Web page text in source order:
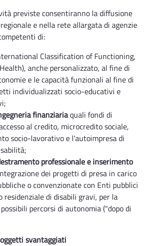
previste consentiranno la diffusione
e nella rete allargata di agenzie
di:
Classification of Functioning,
anche personalizzato, al fine di
e le capacità funzionali al fine di
individualizzati socio-educativi e
finanziariaquali fondi di
al credito, microcredito sociale,
socio-lavorativo e l'autoimpresa di
professionale e inserimento
dei progetti di presa in carico
o convenzionate con Enti pubblici
residenziale di disabili gravi, per la
percorsi di autonomia ("dopo di
svantaggiati